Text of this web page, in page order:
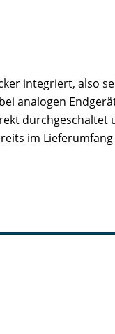
integriert, also
analogen
durchgeschaltet
im Lieferumfang